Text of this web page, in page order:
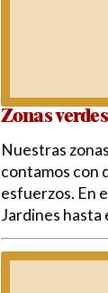
Zonas verdes
Nuestras
contamos con
esfuerzos. En
Jardines hasta